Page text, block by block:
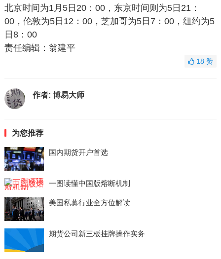
北京时间为1月5日20：00，东京时间则为5日21：
00，伦敦为5日12：00，芝加哥为5日7：00，纽约为5
日8：00
责任编辑：翁建平
18赞
作者: 博易大师
为您推荐
国内期货开户首选
一图读懂中国版熔断机制
美国私募行业全方位解读
期货公司新三板挂牌操作实务